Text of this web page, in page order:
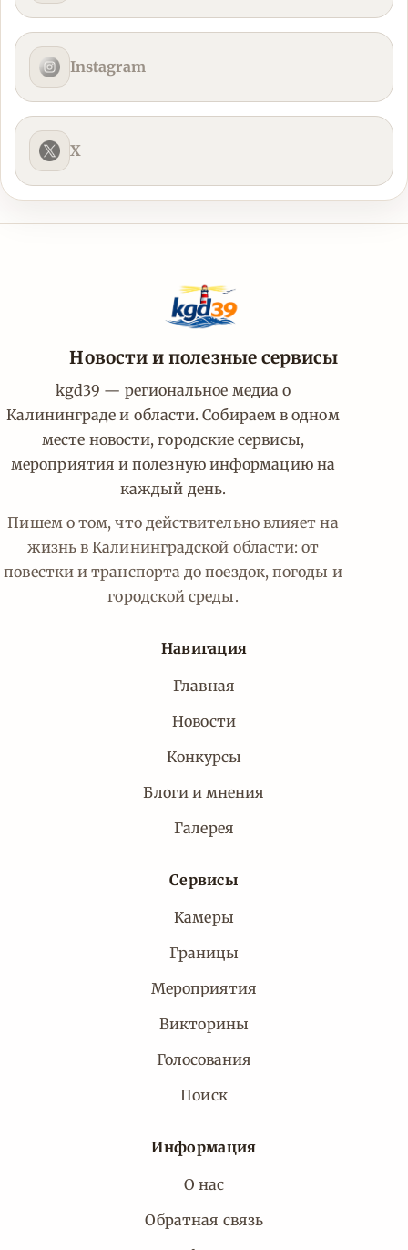
Instagram
X
Новости и полезные сервисы
kgd39 — региональное медиа о
Калининграде и области. Собираем в одном
месте новости, городские сервисы,
мероприятия и полезную информацию на
каждый день.
Пишем о том, что действительно влияет на
жизнь в Калининградской области: от
повестки и транспорта до поездок, погоды и
городской среды.
Навигация
Главная
Новости
Конкурсы
Блоги и мнения
Галерея
Сервисы
Камеры
Границы
Мероприятия
Викторины
Голосования
Поиск
Информация
О нас
Обратная связь